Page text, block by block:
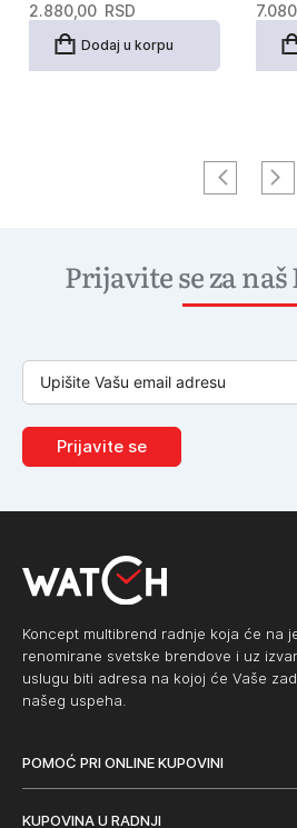
2.880,00 RSD
Dodaj u korpu
Prijavite se za
Prijavite se
Koncept multibrend radnje koja će na
renomirane svetske brendove i uz
uslugu biti adresa na kojoj će Vaše
našeg uspeha.
POMOĆ PRI ONLINE KUPOVINI
KUPOVINA U RADNJI